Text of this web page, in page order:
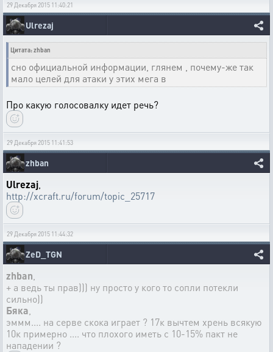
29 Декабря 2015 11:40:21
Ulrezaj
Цитата: zhban
сно официальной информации, глянем , почему-же так
мало целей для атаки у этих мега в
Про какую голосовалку идет речь?
29 Декабря 2015 11:41:53
zhban
Ulrezaj
http://xcraft.ru/forum/topic_25717
29 Декабря 2015 11:44:32
ZeD_TGN
zhban
+ а ведь ты прав))) ну просто у кого то сопли потекли
сильно))
Бяка
эммм.... на серве скока играет ? 17к вычтем хрень всякую
10к примерно .... что плохого иметь с 10-15% пакт не
нападении ?